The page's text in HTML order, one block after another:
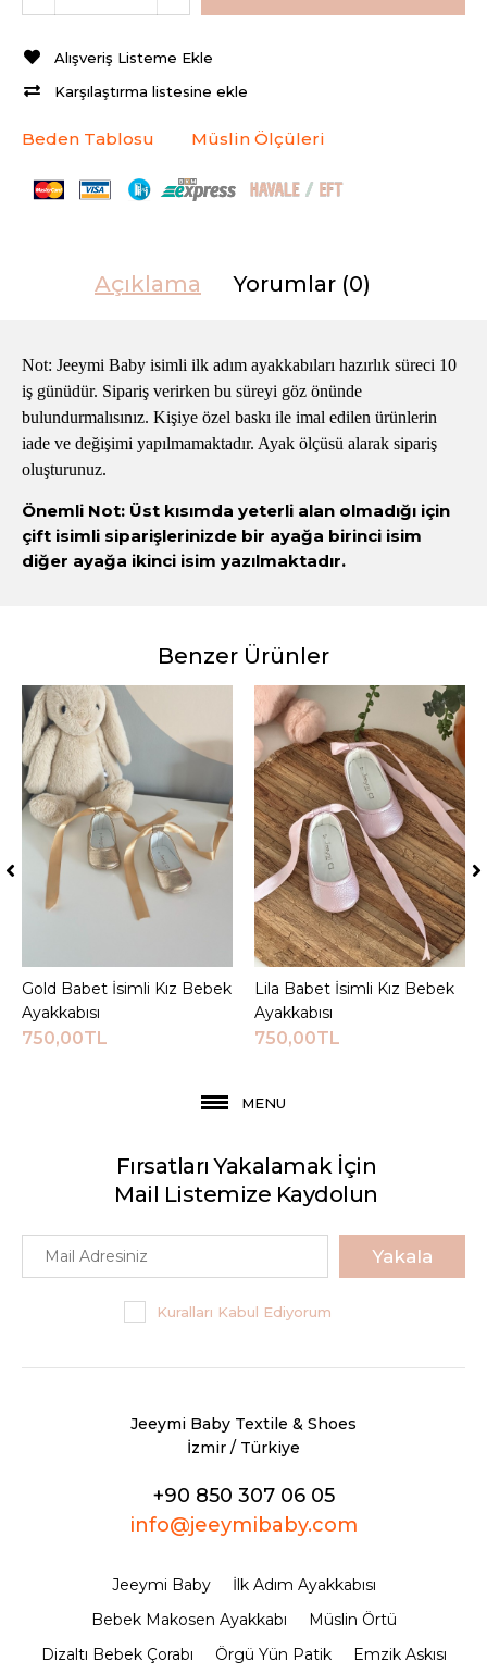
Alışveriş Listeme Ekle
Karşılaştırma listesine ekle
Beden Tablosu Müslin Ölçüleri
Açıklama Yorumlar (0)
Not: Jeeymi Baby isimli ilk adım ayakkabıları hazırlık süreci 10
iş günüdür. Sipariş verirken bu süreyi göz önünde
bulundurmalısınız. Kişiye özel baskı ile imal edilen ürünlerin
iade ve değişimi yapılmamaktadır. Ayak ölçüsü alarak sipariş
oluşturunuz.
Önemli Not: Üst kısımda yeterli alan olmadığı için
çift isimli siparişlerinizde bir ayağa birinci isim
diğer ayağa ikinci isim yazılmaktadır.
Benzer Ürünler
Sepete Ekle
Gold Babet İsimli Kız Bebek
Ayakkabısı
750,00TL
Sepete Ekle
Lila Babet İsimli Kız Bebek
Ayakkabısı
750,00TL
MENU
Fırsatları Yakalamak İçin
Mail Listemize Kaydolun
Yakala
Kuralları Kabul Ediyorum
Jeeymi Baby Textile & Shoes
İzmir / Türkiye
+90 850 307 06 05
info@jeeymibaby.com
Jeeymi Baby
İlk Adım Ayakkabısı
Bebek Makosen Ayakkabı
Müslin Örtü
Dizaltı Bebek Çorabı
Örgü Yün Patik Emzik Askısı